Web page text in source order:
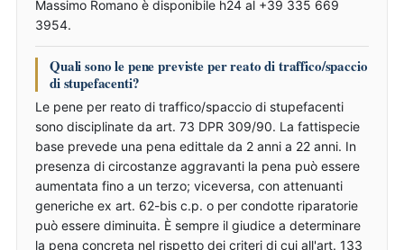
Massimo Romano è disponibile h24 al +39 335 669
3954.
Quali sono le pene previste per reato di traffico/spaccio
di stupefacenti?
Le pene per reato di traffico/spaccio di stupefacenti
sono disciplinate da art. 73 DPR 309/90. La fattispecie
base prevede una pena edittale da 2 anni a 22 anni. In
presenza di circostanze aggravanti la pena può essere
aumentata fino a un terzo; viceversa, con attenuanti
generiche ex art. 62-bis c.p. o per condotte riparatorie
può essere diminuita. È sempre il giudice a determinare
la pena concreta nel rispetto dei criteri di cui all'art. 133